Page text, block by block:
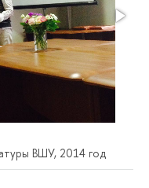
ВШУ, 2014 год